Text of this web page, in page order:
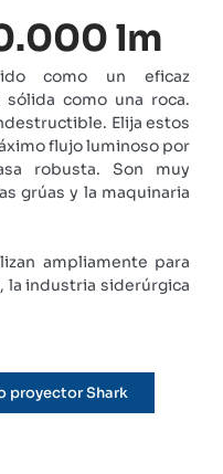
lm
como un eficaz
como una roca.
Elija estos
flujo luminoso por
robusta. Son muy
grúas y la maquinaria
ampliamente para
la industria siderúrgica
proyector Shark